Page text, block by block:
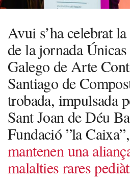
Avui s’ha celebrat
de la jornada
Galego de Arte
Santiago de
trobada, impulsada
Sant Joan de Déu
Fundació ”la
mantenen una
malalties rares